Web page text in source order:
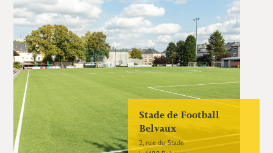
Stade de Football
Belvaux
2, rue du Stade